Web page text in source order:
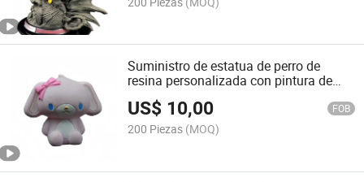
Suministro de estatua de perro de
resina personalizada con pintura de
alta calidad
US$ 10,00 FOB
200 Piezas (MOQ)